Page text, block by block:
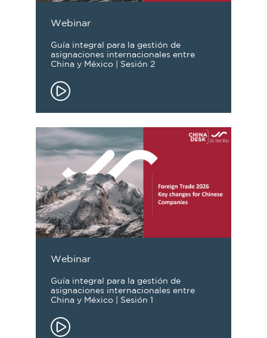
Webinar
Guía integral para la gestión de
asignaciones internacionales entre
China y México | Sesión 2
Webinar
Guía integral para la gestión de
asignaciones internacionales entre
China y México | Sesión 1